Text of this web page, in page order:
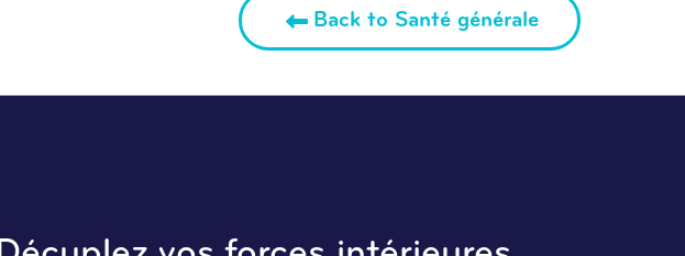
Back to Santé générale